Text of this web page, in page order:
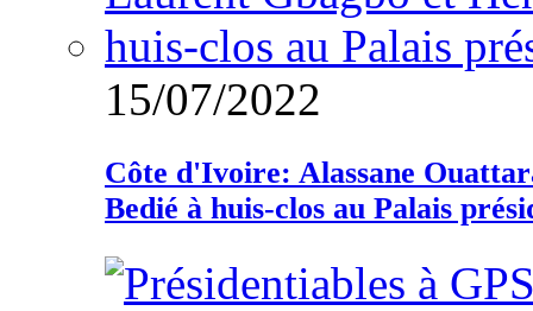
15/07/2022
Côte d'Ivoire: Alassane
Bedié à huis-clos au Palais